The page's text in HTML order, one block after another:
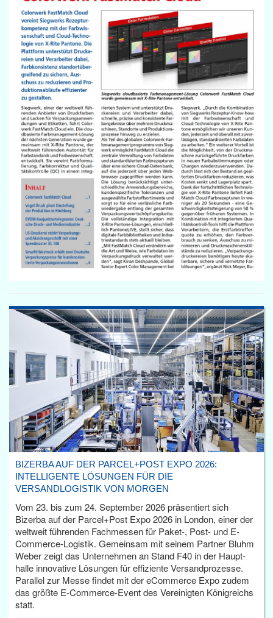
BIZERBA AUF DER PARCEL+POST EXPO 2026:
INTELLIGENTE LÖSUNGEN FÜR DIE
VERSANDLOGISTIK VON MORGEN
Vom 23. bis zum 24. September 2026 präsentiert sich
Bizerba auf der Parcel+Post Expo 2026 in London, einer der
weltweit führenden Fachmessen für Paket-, Post- und E-
Commerce-Logistik. Gemeinsam mit seinem Partner Bluhm
Weber zeigt das Unternehmen an Stand F40 in der Haupt­
halle innovative Lösungen für effiziente Versandprozesse.
Parallel zur Messe findet mit der eCommerce Expo zudem
das größte E-Commerce-Event des Vereinigten Königreichs
statt.